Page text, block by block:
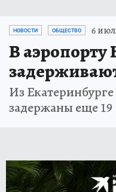
НОВОСТИ ОБЩЕСТВО 6
В аэропорту
Из
задержаны еще 19